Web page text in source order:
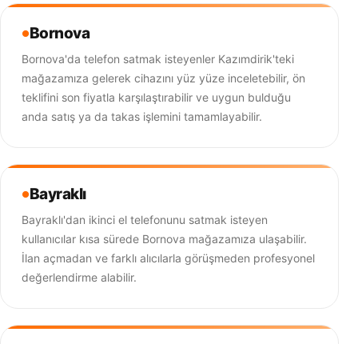
Bornova
Bornova'da telefon satmak isteyenler Kazımdirik'teki
mağazamıza gelerek cihazını yüz yüze inceletebilir, ön
teklifini son fiyatla karşılaştırabilir ve uygun bulduğu
anda satış ya da takas işlemini tamamlayabilir.
Bayraklı
Bayraklı'dan ikinci el telefonunu satmak isteyen
kullanıcılar kısa sürede Bornova mağazamıza ulaşabilir.
İlan açmadan ve farklı alıcılarla görüşmeden profesyonel
değerlendirme alabilir.